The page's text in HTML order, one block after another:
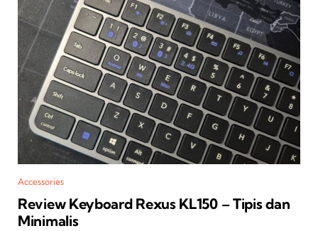
Accessories
Review Keyboard Rexus KL150 – Tipis dan
Minimalis